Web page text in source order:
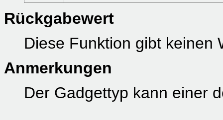
Rückgabewert
Diese Funktion gibt keinen
Anmerkungen
Der Gadgettyp kann einer